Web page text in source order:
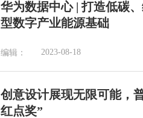
华为数据中心 | 打造低碳
型数字产业能源基础
编辑： 2023-08-18
创意设计展现无限可能，
红点奖”